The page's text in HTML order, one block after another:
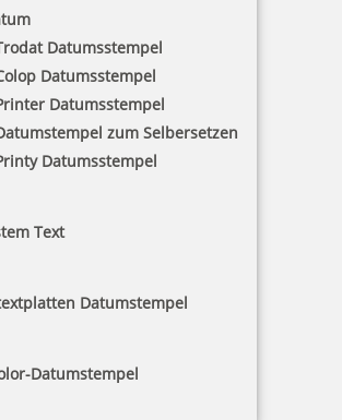
Datumsstempel
Datumsstempel
Datumsstempel
zum Selbersetzen
Datumsstempel
Text
Datumstempel
Datumstempel
Skopek Gesellschaft m.b.H. &
5, 4600 Wels, Austria
– Stempelvielfalt ohne